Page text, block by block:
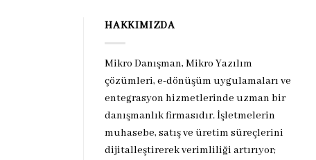
HAKKIMIZDA
Mikro Danışman, Mikro Yazılım
çözümleri, e-dönüşüm uygulamaları ve
entegrasyon hizmetlerinde uzman bir
danışmanlık firmasıdır. İşletmelerin
muhasebe, satış ve üretim süreçlerini
dijitalleştirerek verimliliği artırıyor;